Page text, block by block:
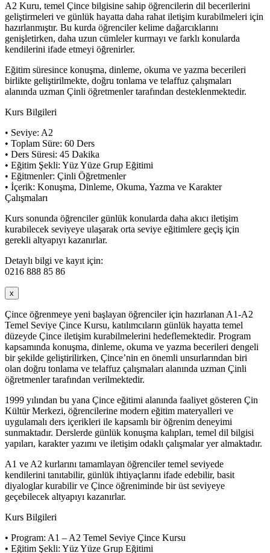
A2 Kuru, temel Çince bilgisine sahip öğrencilerin dil becerilerini
geliştirmeleri ve günlük hayatta daha rahat iletişim kurabilmeleri için
hazırlanmıştır. Bu kurda öğrenciler kelime dağarcıklarını
genişletirken, daha uzun cümleler kurmayı ve farklı konularda
kendilerini ifade etmeyi öğrenirler.
Eğitim süresince konuşma, dinleme, okuma ve yazma becerileri
birlikte geliştirilmekte, doğru tonlama ve telaffuz çalışmaları
alanında uzman Çinli öğretmenler tarafından desteklenmektedir.
Kurs Bilgileri
• Seviye: A2
• Toplam Süre: 60 Ders
• Ders Süresi: 45 Dakika
• Eğitim Şekli: Yüz Yüze Grup Eğitimi
• Eğitmenler: Çinli Öğretmenler
• İçerik: Konuşma, Dinleme, Okuma, Yazma ve Karakter
Çalışmaları
Kurs sonunda öğrenciler günlük konularda daha akıcı iletişim
kurabilecek seviyeye ulaşarak orta seviye eğitimlere geçiş için
gerekli altyapıyı kazanırlar.
Detaylı bilgi ve kayıt için:
0216 888 85 86
x
Çince öğrenmeye yeni başlayan öğrenciler için hazırlanan A1-A2
Temel Seviye Çince Kursu, katılımcıların günlük hayatta temel
düzeyde Çince iletişim kurabilmelerini hedeflemektedir. Program
kapsamında konuşma, dinleme, okuma ve yazma becerileri dengeli
bir şekilde geliştirilirken, Çince’nin en önemli unsurlarından biri
olan doğru tonlama ve telaffuz çalışmaları alanında uzman Çinli
öğretmenler tarafından verilmektedir.
1999 yılından bu yana Çince eğitimi alanında faaliyet gösteren Çin
Kültür Merkezi, öğrencilerine modern eğitim materyalleri ve
uygulamalı ders içerikleri ile kapsamlı bir öğrenim deneyimi
sunmaktadır. Derslerde günlük konuşma kalıpları, temel dil bilgisi
yapıları, karakter yazımı ve iletişim odaklı çalışmalar yer almaktadır.
A1 ve A2 kurlarını tamamlayan öğrenciler temel seviyede
kendilerini tanıtabilir, günlük ihtiyaçlarını ifade edebilir, basit
diyaloglar kurabilir ve Çince öğreniminde bir üst seviyeye
geçebilecek altyapıyı kazanırlar.
Kurs Bilgileri
• Program: A1 – A2 Temel Seviye Çince Kursu
• Eğitim Şekli: Yüz Yüze Grup Eğitimi